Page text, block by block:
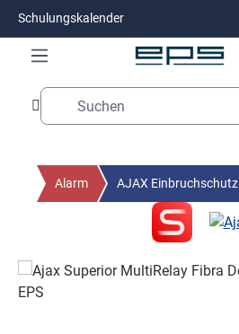
Zum Hauptinhalt springen
Schulungskalender
Alarm AJAX Einbruchschutz
Bildergalerie überspringen